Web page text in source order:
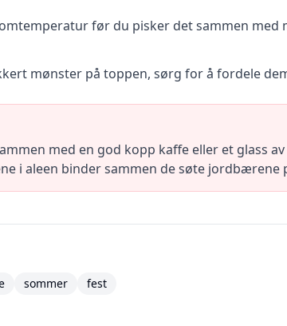
før du pisker det sammen med
mønster på toppen, sørg for å fordele
med en god kopp kaffe eller et glass
i aleen binder sammen de søte jordbærene
sommer fest